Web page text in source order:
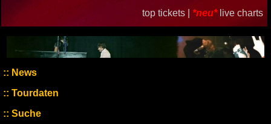
top tickets | *neu* live charts
News
Tourdaten
Suche